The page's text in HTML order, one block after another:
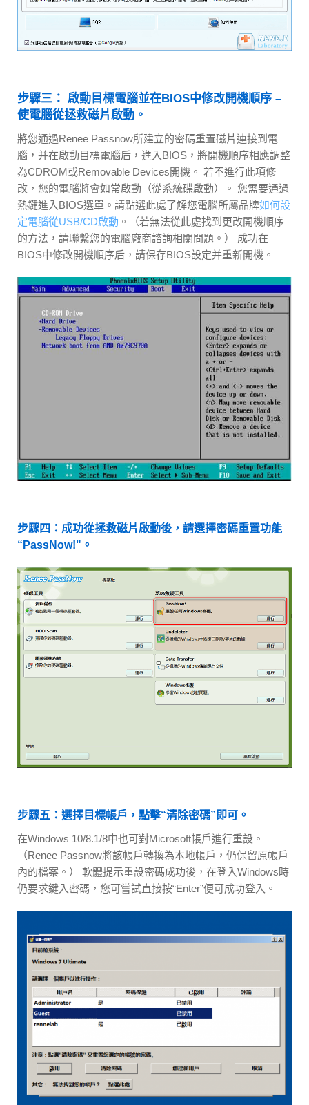
步驟三： 啟動目標電腦並在BIOS中修改開機順序 –
使電腦從拯救磁片啟動。
將您通過Renee Passnow所建立的密碼重置磁片連接到電
腦，并在啟動目標電腦后，進入BIOS，將開機順序相應調整
為CDROM或Removable Devices開機。 若不進行此項修
改，您的電腦將會如常啟動（從系統碟啟動）。 您需要通過
熱鍵進入BIOS選單。請點選此處了解您電腦所屬品牌如何設
定電腦從USB/CD啟動 。（若無法從此處找到更改開機順序
的方法，請聯繫您的電腦廠商諮詢相關問題。） 成功在
BIOS中修改開機順序后，請保存BIOS設定并重新開機。
步驟四：成功從拯救磁片啟動後，請選擇密碼重置功能
“PassNow!"。
步驟五：選擇目標帳戶，點擊“清除密碼”即可。
在Windows 10/8.1/8中也可對Microsoft帳戶進行重設。
（Renee Passnow將該帳戶轉換為本地帳戶，仍保留原帳戶
內的檔案。） 軟體提示重設密碼成功後，在登入Windows時
仍要求鍵入密碼，您可嘗試直接按“Enter”便可成功登入。